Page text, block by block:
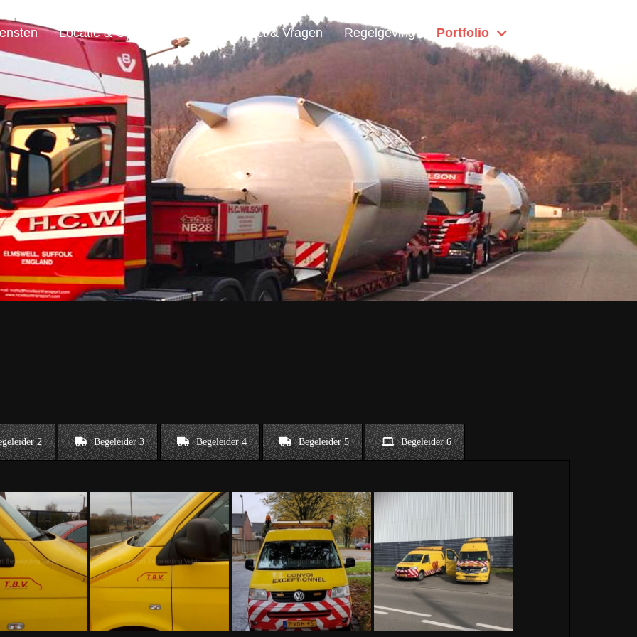
Locatie & Openingstijden Contact & Vragen Regelgeving Portfolio
2 Begeleider 3 Begeleider 4 Begeleider 5 Begeleider 6